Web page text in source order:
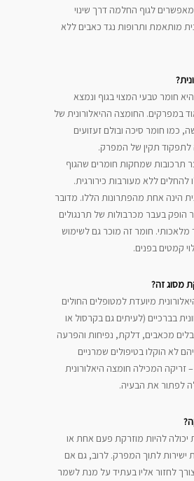
לגוף החלמה דרך שינוי
מותאמת ותרופות נגד כאבים ללא
חומר טבעי המצוי בגוף ונמצא
במפרקים. החומצה ההיאלורונית של
כמו חומר סיכה ובולם זעזועים
לתפקוד תקין של המפרק.
תרכובות שמחקות חומרים שהגוף
להחלים ללא מעורבות כירורגית.
הינה אחת מהפתרונות הללו. מדובר
הופק בעבר מכרבולות של תרנגולים
מלאכותי. חומר זה מוכר גם לשימוש
קמטים בפנים.
מסוג זה?
מיועדת למטופלים החולים
בברכיים (לעיתים גם בקרסול או
מכאבים, דלקת, נפיחות והפרעה
לא הוקלו בטיפולים שמרניים
המכילה חומצה היאלורונית
לפתור את הבעיה.
יכולה להיות מוזרקת פעם אחת או
3 זריקות ישירות לתוך המפרק. לרוב, גם אם
לחזור אליו בעתיד על מנת לשמר